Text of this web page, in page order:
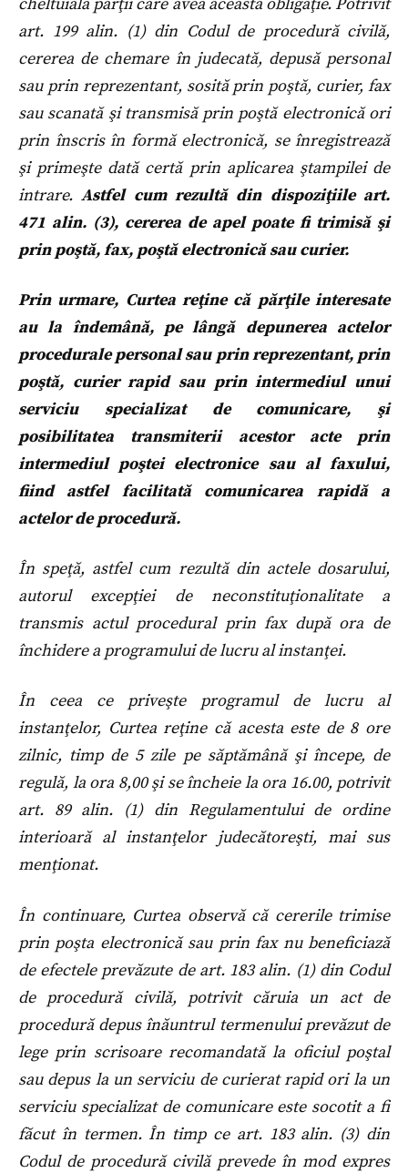
art. 199 alin. (1) din Codul de procedură civilă,
cererea de chemare în judecată, depusă personal
sau prin reprezentant, sosită prin poştă, curier, fax
sau scanată şi transmisă prin poştă electronică ori
prin înscris în formă electronică, se înregistrează
şi primeşte dată certă prin aplicarea ştampilei de
intrare.Astfel cum rezultă din dispoziţiile art.
471 alin. (3), cererea de apel poate fi trimisă şi
prin poştă, fax, poştă electronică sau curier.
Prin urmare, Curtea reţine că părţile interesate
au la îndemână, pe lângă depunerea actelor
procedurale personal sau prin reprezentant, prin
poştă, curier rapid sau prin intermediul unui
serviciu specializat de comunicare, şi
posibilitatea transmiterii acestor acte prin
intermediul poştei electronice sau al faxului,
fiind astfel facilitată comunicarea rapidă a
actelor de procedură.
În speţă, astfel cum rezultă din actele dosarului,
autorul excepţiei de neconstituţionalitate a
transmis actul procedural prin fax după ora de
închidere a programului de lucru al instanţei.
În ceea ce priveşte programul de lucru al
instanţelor, Curtea reţine că acesta este de 8 ore
zilnic, timp de 5 zile pe săptămână şi începe, de
regulă, la ora 8,00 şi se încheie la ora 16.00, potrivit
art. 89 alin. (1) din Regulamentului de ordine
interioară al instanţelor judecătoreşti, mai sus
menţionat.
În continuare, Curtea observă că cererile trimise
prin poşta electronică sau prin fax nu beneficiază
de efectele prevăzute de art. 183 alin. (1) din Codul
de procedură civilă, potrivit căruia un act de
procedură depus înăuntrul termenului prevăzut de
lege prin scrisoare recomandată la oficiul poştal
sau depus la un serviciu de curierat rapid ori la un
serviciu specializat de comunicare este socotit a fi
făcut în termen. În timp ce art. 183 alin. (3) din
Codul de procedură civilă prevede în mod expres